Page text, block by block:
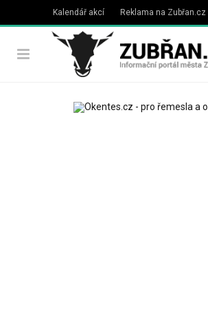
Kalendář akcí Reklama na Zubřan.cz